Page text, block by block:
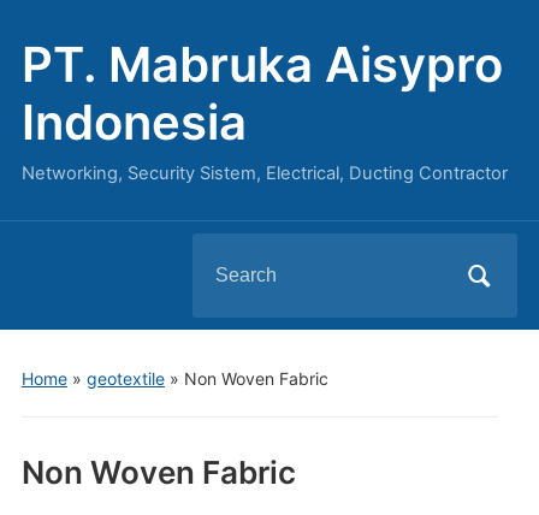
PT. Mabruka Aisypro
Indonesia
Networking, Security Sistem, Electrical, Ducting Contractor
for:
Home» geotextile» Non Woven Fabric
Non Woven Fabric